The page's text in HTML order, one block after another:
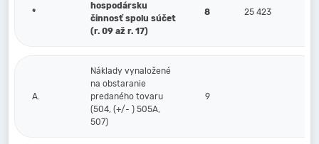
*
hospodársku
činnosť spolu súčet
(r. 09 až r. 17)
8 25 423
A.
Náklady vynaložené
na obstaranie
predaného tovaru
(504, (+/- ) 505A,
507)
9